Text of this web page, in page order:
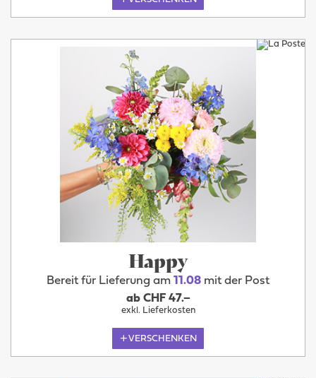
Happy
Bereit für Lieferung am 11.08 mit der Post
ab CHF 47.–
exkl. Lieferkosten
VERSCHENKEN